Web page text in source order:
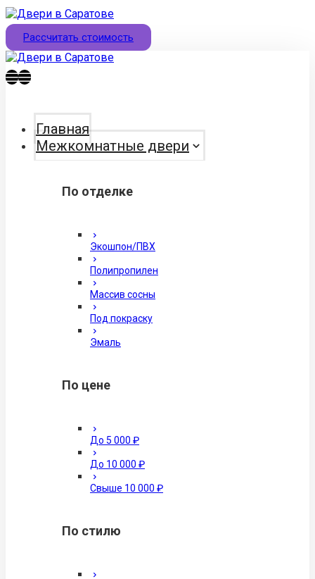
Рассчитать стоимость
Главная
Межкомнатные двери
По отделке
Экошпон/ПВХ
Полипропилен
Массив сосны
Под покраску
Эмаль
По цене
До 5 000 ₽
До 10 000 ₽
Свыше 10 000 ₽
По стилю